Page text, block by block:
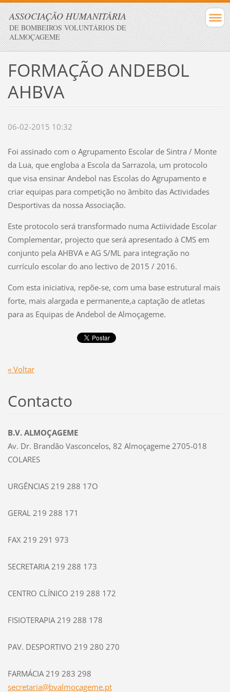
ASSOCIAÇÃO HUMANITÁRIA
DE BOMBEIROS VOLUNTÁRIOS DE
ALMOÇAGEME
FORMAÇÃO ANDEBOL
AHBVA
06-02-2015 10:32
Foi assinado com o Agrupamento Escolar de Sintra / Monte
da Lua, que engloba a Escola da Sarrazola, um protocolo
que visa ensinar Andebol nas Escolas do Agrupamento e
criar equipas para competição no âmbito das Actividades
Desportivas da nossa Associação.
Este protocolo será transformado numa Actiividade Escolar
Complementar, projecto que será apresentado à CMS em
conjunto pela AHBVA e AG S/ML para integração no
currículo escolar do ano lectivo de 2015 / 2016.
Com esta iniciativa, repõe-se, com uma base estrutural mais
forte, mais alargada e permanente,a captação de atletas
para as Equipas de Andebol de Almoçageme.
« Voltar
Contacto
B.V. ALMOÇAGEME
Av. Dr. Brandão Vasconcelos, 82 Almoçageme 2705-018
COLARES
URGÊNCIAS 219 288 17O
GERAL 219 288 171
FAX 219 291 973
SECRETARIA 219 288 173
CENTRO CLÍNICO 219 288 172
FISIOTERAPIA 219 288 178
PAV. DESPORTIVO 219 280 270
FARMÁCIA 219 283 298
secretaria@bvalmocageme.pt